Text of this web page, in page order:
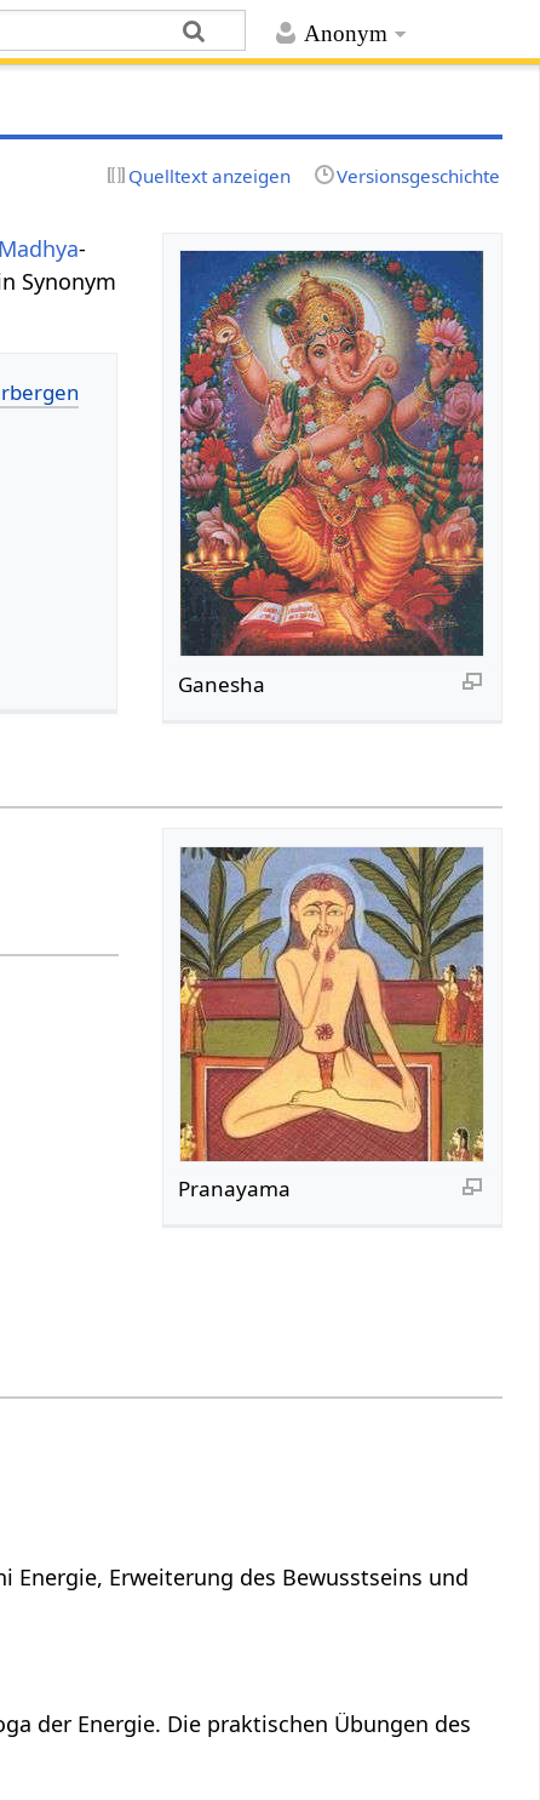
Anonym
Quelltext anzeigen Versionsgeschichte
Ganesha
Madhya-
Synonym
Pranayama
Energie, Erweiterung des Bewusstseins und
der Energie. Die praktischen Übungen des